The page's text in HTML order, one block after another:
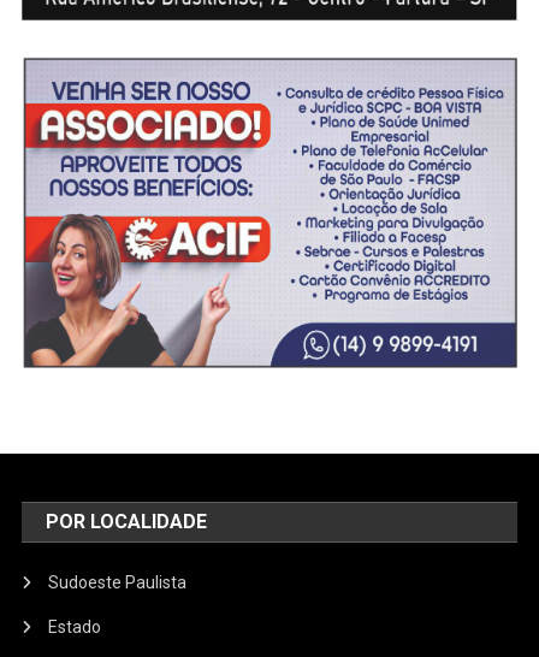
POR LOCALIDADE
Sudoeste Paulista
Estado